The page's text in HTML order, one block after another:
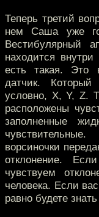
Теперь третий
нем Саша уже
Вестибулярный
находится
есть такая. Это
датчик.
условно, X, Y, Z.
расположены
заполненные
ворсиночки
отклонение.
чувствуем
человека. Если
равно будете